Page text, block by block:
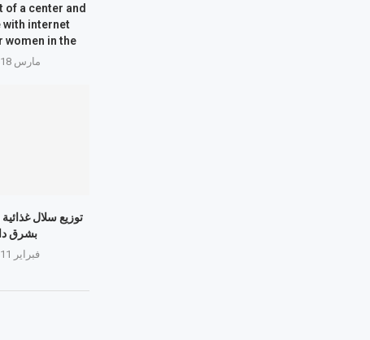
of a center and
with internet
in the...
مارس 18, 2026
توزيع سلال
بشرق
فبراير 11, 2026